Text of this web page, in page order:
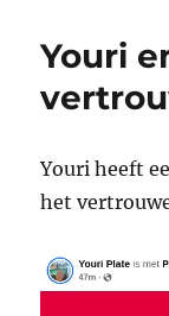
o
o
k
Youri
Youri heeft
het